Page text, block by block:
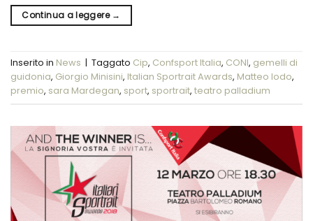
Continua a leggere →
Inserito in News | Taggato Cip, Confsport Italia, CONI, gemelli di
guidonia, Giorgio Minisini, Italian Sportrait Awards, Matteo lodo,
premio, sara Mardegan, sport, sportrait, teatro palladium